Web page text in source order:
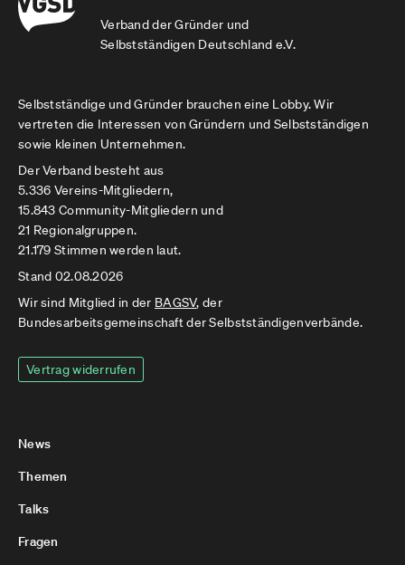
Verband der Gründer und
Selbstständigen Deutschland e.V.
Selbstständige und Gründer brauchen eine Lobby. Wir
vertreten die Interessen von Gründern und Selbstständigen
sowie kleinen Unternehmen.
Der Verband besteht aus
5.336 Vereins-Mitgliedern,
15.843 Community-Mitgliedern und
21 Regionalgruppen.
21.179 Stimmen werden laut.
Stand 02.08.2026
Wir sind Mitglied in der BAGSV, der
Bundesarbeitsgemeinschaft der Selbstständigenverbände.
Vertrag widerrufen
News
Themen
Talks
Fragen